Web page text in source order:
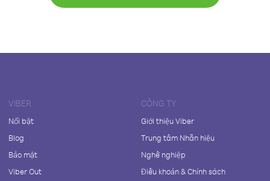
VIBER
Nổi bật
Blog
Bảo mật
Viber Out
CÔNG TY
Giới thiệu Viber
Trung tâm Nhãn hiệu
Nghề nghiệp
Điều khoản & Chính sách